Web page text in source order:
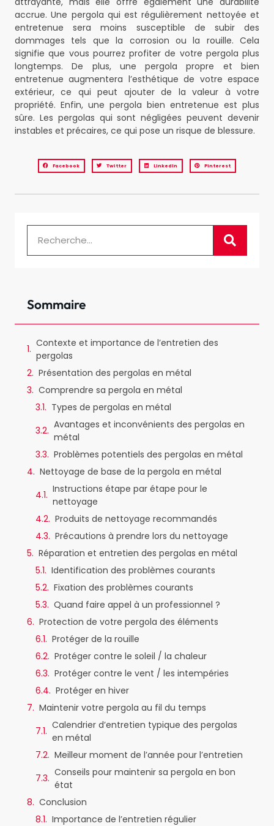
accrue. Une pergola qui est régulièrement nettoyée et
entretenue sera moins susceptible de subir des
dommages tels que la corrosion ou la rouille. Cela
signifie que vous pourrez profiter de votre pergola plus
longtemps. De plus, une pergola propre et bien
entretenue augmentera l’esthétique de votre espace
extérieur, ce qui peut ajouter de la valeur à votre
propriété. Enfin, une pergola bien entretenue est plus
sûre. Les pergolas qui sont négligées peuvent devenir
instables et précaires, ce qui pose un risque de blessure.
Facebook Twitter LinkedIn Pinterest
Sommaire
Contexte et importance de l’entretien des
pergolas
Présentation des pergolas en métal
Comprendre sa pergola en métal
Types de pergolas en métal
Avantages et inconvénients des pergolas en
métal
Problèmes potentiels des pergolas en métal
Nettoyage de base de la pergola en métal
Instructions étape par étape pour le
nettoyage
Produits de nettoyage recommandés
Précautions à prendre lors du nettoyage
Réparation et entretien des pergolas en métal
Identification des problèmes courants
Fixation des problèmes courants
Quand faire appel à un professionnel ?
Protection de votre pergola des éléments
Protéger de la rouille
Protéger contre le soleil / la chaleur
Protéger contre le vent / les intempéries
Protéger en hiver
Maintenir votre pergola au fil du temps
Calendrier d’entretien typique des pergolas
en métal
Meilleur moment de l’année pour l’entretien
Conseils pour maintenir sa pergola en bon
état
Conclusion
Importance de l’entretien régulier